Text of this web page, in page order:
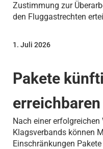
Zustimmung zur
den Fluggastrechten
Pakete
1. Juli 2026
Nach einer
Klagsverbands können
Einschränkungen